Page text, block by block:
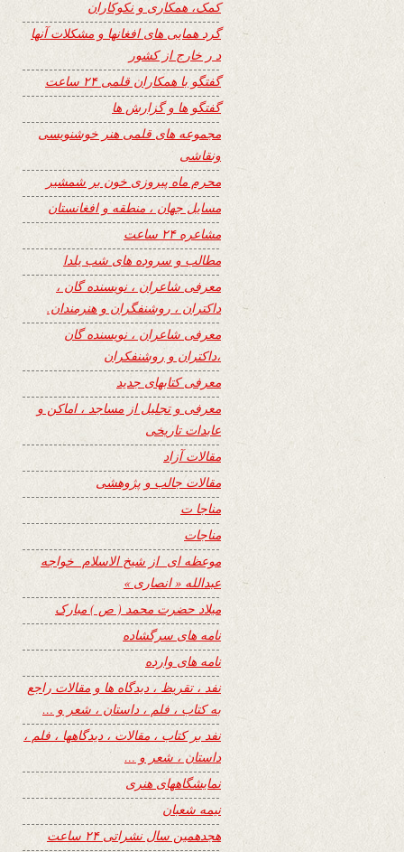
کمک، همکاری و نکوکاران
گرد همایی های افغانها و مشکلات آنها
د ر خارج از کشور
گفتگو با همکاران قلمی ۲۴ ساعت
گفتگو ها و گزارش ها
مجموعه های قلمی هنر خوشنویسی
ونقاشی
محرم ماه پیروزی خون بر شمشیر
مسایل جهان ، منطقه و افغانستان
مشاعره ۲۴ ساعت
مطالب و سروده های شب یلدا
معرفی شاعران ، نویسنده گان ،
داکتران ، روشنفگران و هنرمندان.
معرفی شاعران ، نویسنده گان
،داکتران و روشنفکران
معرفی کتابهای جدید
معرفی و تجلیل از مساجد ، اماکن و
عابدات تاریخی
مقالات آزاد
مقالات جالب و پژوهشی
مناجا ت
مناجات
موعظه ای از شیخ الاسلام خواجه
عبدالله « انصاری »
میلاد حضرت محمد ( ص ) مبارک
نامه های سرگشاده
نامه های وارده
نفد ، تقریظ ، دیدگاه ها و مقالات راجع
به کتاب ، فلم ، داستان ، شعر و …
نفد بر کتاب ، مقالات ، دیدگاهها ، فلم ،
داستان ، شعر و …
نمایشگاههای هنری
نیمه شعبان
هجدهمین سال نشراتی ۲۴ ساعت